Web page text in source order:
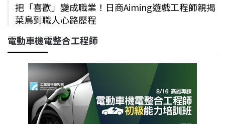
把「喜歡」變成職業！日商Aiming遊戲工程師親揭
菜鳥到職人心路歷程
電動車機電整合工程師